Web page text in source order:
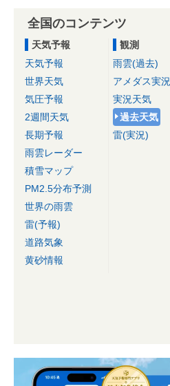
全国のコンテンツ
天気予報
天気予報
世界天気
気圧予報
2週間天気
長期予報
雨雲レーダー
積雪マップ
PM2.5分布予測
世界の雨雲
雷(予報)
道路気象
黄砂情報
観測
雨雲(過去)
アメダス実況
実況天気
過去天気
雷(実況)